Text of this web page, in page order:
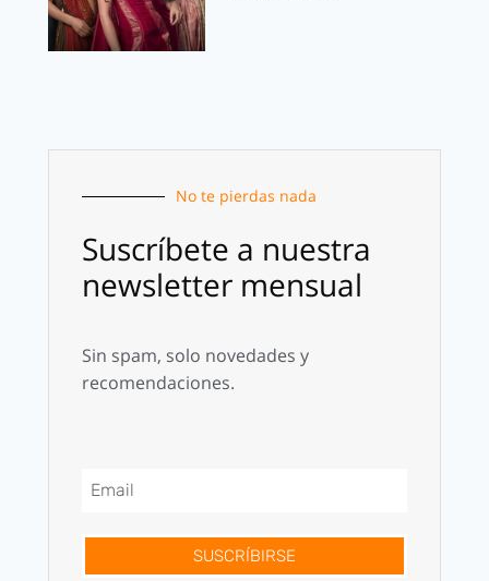
No te pierdas nada
Suscríbete a nuestra
newsletter mensual
Sin spam, solo novedades y
recomendaciones.
SUSCRÍBIRSE